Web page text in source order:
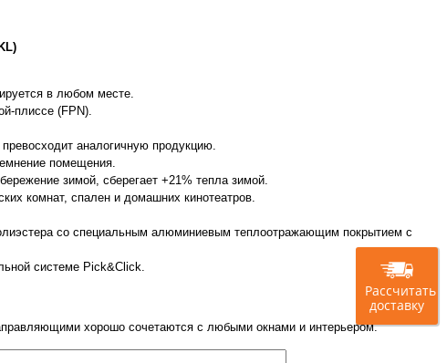
в любом месте.
плиссе (FPN).
аналогичную продукцию.
помещения.
зимой, сберегает +21% тепла зимой.
комнат, спален и домашних кинотеатров.
со специальным алюминиевым теплоотражающим покрытием с
системе Pick&Click.
хорошо сочетаются с любыми окнами и интерьером.
Рассчитать
доставку